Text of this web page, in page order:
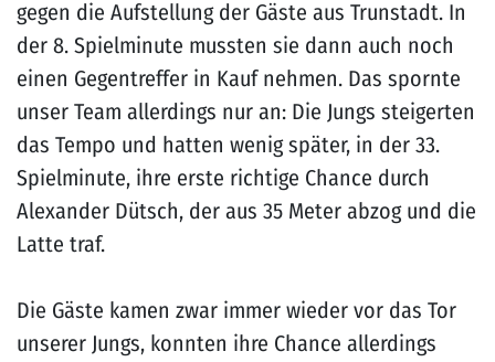
gegen die Aufstellung der Gäste aus Trunstadt. In
der 8. Spielminute mussten sie dann auch noch
einen Gegentreffer in Kauf nehmen. Das spornte
unser Team allerdings nur an: Die Jungs steigerten
das Tempo und hatten wenig später, in der 33.
Spielminute, ihre erste richtige Chance durch
Alexander Dütsch, der aus 35 Meter abzog und die
Latte traf.
Die Gäste kamen zwar immer wieder vor das Tor
unserer Jungs, konnten ihre Chance allerdings